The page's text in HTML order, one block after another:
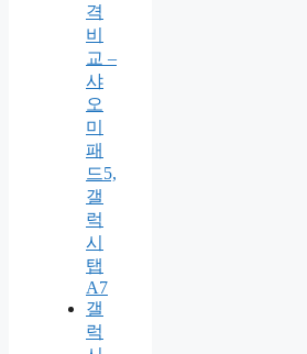
격
비
교 –
샤
오
미
패
드5,
갤
럭
시
탭
A7
갤
럭